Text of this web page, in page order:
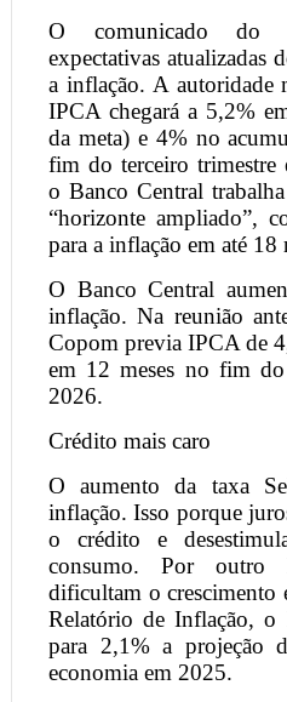
O comunicado do
expectativas atualizadas
a inflação. A autoridade
IPCA chegará a 5,2%
da meta) e 4% no
fim do terceiro trimestre
o Banco Central
“horizonte ampliado”,
para a inflação em até 18
O Banco Central
inflação. Na reunião
Copom previa IPCA de
em 12 meses no fim
2026.
Crédito mais caro
O aumento da taxa
inflação. Isso porque
o crédito e
consumo. Por outro
dificultam o
Relatório de Inflação, o
para 2,1% a projeção
economia em 2025.